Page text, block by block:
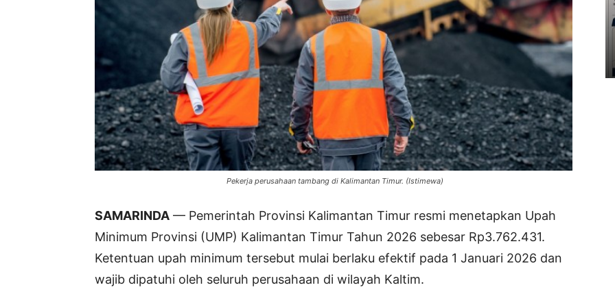
Pekerja perusahaan tambang di Kalimantan Timur. (Istimewa)
SAMARINDA — Pemerintah Provinsi Kalimantan Timur resmi menetapkan Upah
Minimum Provinsi (UMP) Kalimantan Timur Tahun 2026 sebesar Rp3.762.431.
Ketentuan upah minimum tersebut mulai berlaku efektif pada 1 Januari 2026 dan
wajib dipatuhi oleh seluruh perusahaan di wilayah Kaltim.